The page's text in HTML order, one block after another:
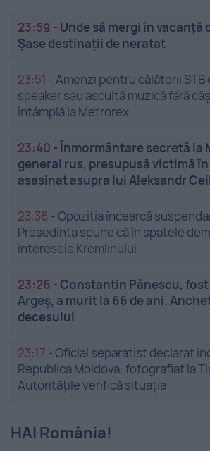
23:59 - Unde să mergi în vacanță
Șase destinații de neratat
23:51 -Amenzi pentru călătorii STB
speaker sau ascultă muzică fără
întâmplă la Metrorex
23:40 -Înmormântare secretă la
general rus, presupusă victimă
asasinat asupra lui Aleksandr
23:36 -Opoziția încearcă
Președinta spune că în spatele
interesele Kremlinului
23:26 -Constantin Pănescu, fost
Argeș, a murit la 66 de ani.
decesului
23:17 -Oficial separatist declarat
Republica Moldova, fotografiat la
Autoritățile verifică situația
HAI România!